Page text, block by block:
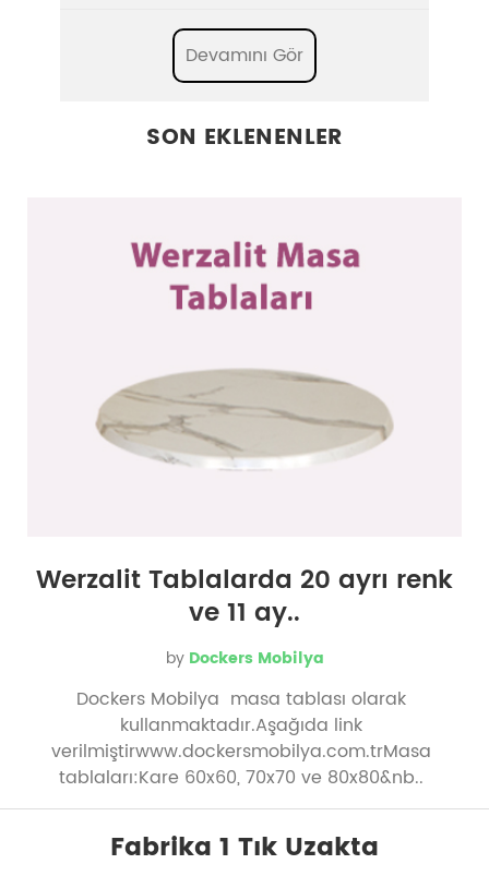
Devamını Gör
SON EKLENENLER
Werzalit Tablalarda 20 ayrı renk
ve 11 ay..
by Dockers Mobilya
Dockers Mobilya masa tablası olarak
kullanmaktadır.Aşağıda link
verilmiştirwww.dockersmobilya.com.trMasa
tablaları:Kare 60x60, 70x70 ve 80x80&nb..
Fabrika 1 Tık Uzakta